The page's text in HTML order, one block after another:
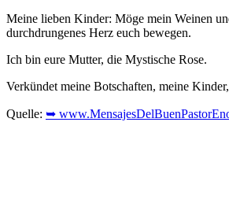
Meine lieben Kinder: Möge mein Weinen
durchdrungenes Herz euch bewegen.
Ich bin eure Mutter, die Mystische Rose.
Verkündet meine Botschaften, meine
Quelle: ➥